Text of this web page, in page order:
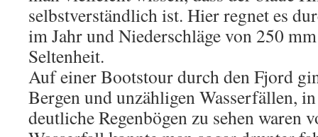
selbstverständlich ist. Hier regnet es
im Jahr und Niederschläge von 250
Seltenheit.
Auf einer Bootstour durch den Fjord
Bergen und unzähligen Wasserfällen,
deutliche Regenbögen zu sehen waren